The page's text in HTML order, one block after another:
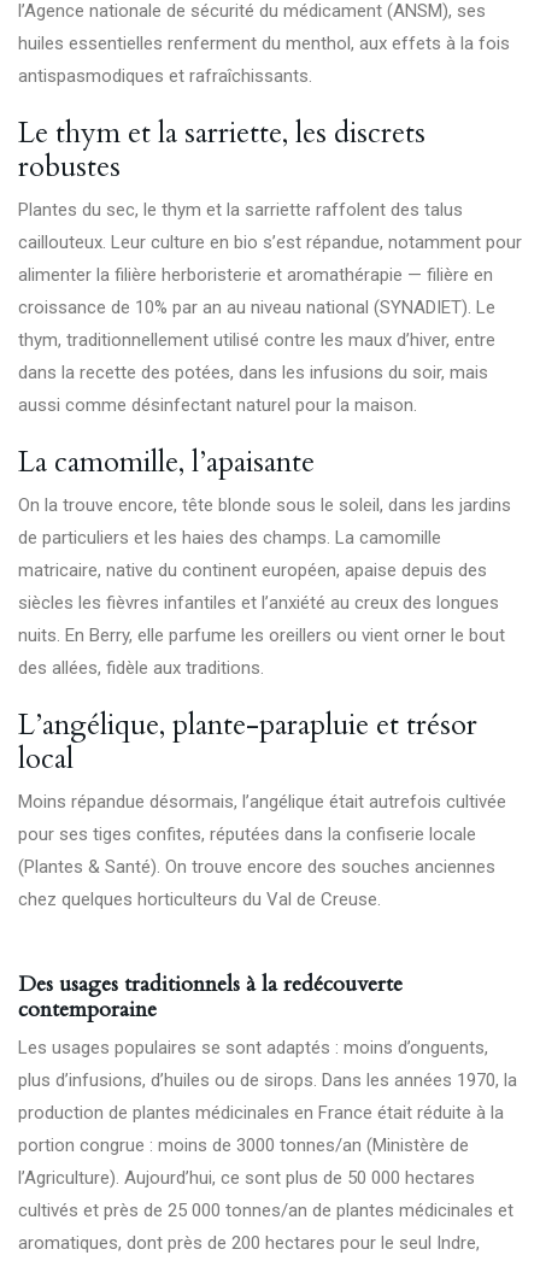
l’Agence nationale de sécurité du médicament (ANSM), ses
huiles essentielles renferment du menthol, aux effets à la fois
antispasmodiques et rafraîchissants.
Le thym et la sarriette, les discrets
robustes
Plantes du sec, le thym et la sarriette raffolent des talus
caillouteux. Leur culture en bio s’est répandue, notamment pour
alimenter la filière herboristerie et aromathérapie — filière en
croissance de 10% par an au niveau national (SYNADIET). Le
thym, traditionnellement utilisé contre les maux d’hiver, entre
dans la recette des potées, dans les infusions du soir, mais
aussi comme désinfectant naturel pour la maison.
La camomille, l’apaisante
On la trouve encore, tête blonde sous le soleil, dans les jardins
de particuliers et les haies des champs. La camomille
matricaire, native du continent européen, apaise depuis des
siècles les fièvres infantiles et l’anxiété au creux des longues
nuits. En Berry, elle parfume les oreillers ou vient orner le bout
des allées, fidèle aux traditions.
L’angélique, plante-parapluie et trésor
local
Moins répandue désormais, l’angélique était autrefois cultivée
pour ses tiges confites, réputées dans la confiserie locale
(Plantes & Santé). On trouve encore des souches anciennes
chez quelques horticulteurs du Val de Creuse.
Des usages traditionnels à la redécouverte
contemporaine
Les usages populaires se sont adaptés : moins d’onguents,
plus d’infusions, d’huiles ou de sirops. Dans les années 1970, la
production de plantes médicinales en France était réduite à la
portion congrue : moins de 3000 tonnes/an (Ministère de
l’Agriculture). Aujourd’hui, ce sont plus de 50 000 hectares
cultivés et près de 25 000 tonnes/an de plantes médicinales et
aromatiques, dont près de 200 hectares pour le seul Indre,